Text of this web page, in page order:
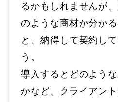
るかもしれませんが
のような商材か分か
と、納得して契約し
う。
導入するとどのよう
かなど、クライアン